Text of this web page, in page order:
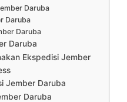
Daruba
Daruba
Daruba
Daruba
Ekspedisi Jember
Jember Daruba
Daruba